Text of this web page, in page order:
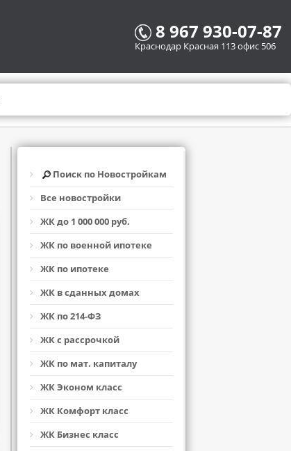
8 967 930-07-87
Краснодар Красная 113 офис 506
Поиск по Новостройкам
Все новостройки
ЖК до 1 000 000 руб.
ЖК по военной ипотеке
ЖК по ипотеке
ЖК в сданных домах
ЖК по 214-ФЗ
ЖК с рассрочкой
ЖК по мат. капиталу
ЖК Эконом класс
ЖК Комфорт класс
ЖК Бизнес класс